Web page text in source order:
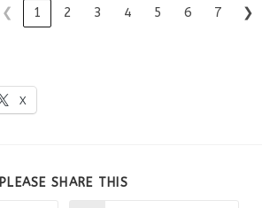
❮ 1 2 3 4 5 6 7 ❯
X
PLEASE SHARE THIS